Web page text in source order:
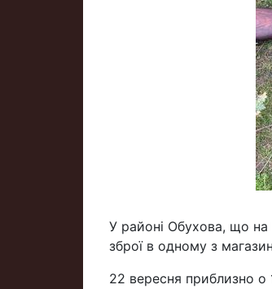
У районі Обухова, що на
зброї в одному з
22 вересня приблизно